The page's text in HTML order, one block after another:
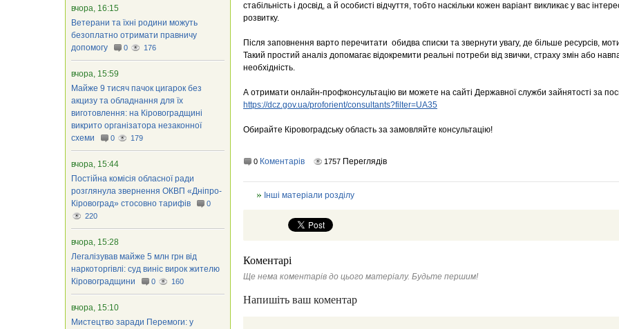
стабільність і досвід, а й особисті відчуття, тобто наскільки кожен варіант викликає у вас
розвитку.
Після заповнення варто перечитати обидва списки та звернути увагу, де більше ресурсів,
Такий простий аналіз допомагає відокремити реальні потреби від звички, страху змін або
необхідність.
А отримати онлайн-профконсультацію ви можете на сайті Державної служби зайнятості за
https://dcz.gov.ua/proforient/consultants?filter=UA35
Обирайте Кіровоградську область за замовляйте консультацію!
0 Коментарів 1757 Переглядів
Інші матеріали розділу
Коментарі
Ще нема коментарів до цього матеріалу. Будьте першим!
Напишіть ваш коментар
вчора, 16:15
Ветерани та їхні родини можуть
безоплатно отримати правничу
допомогу
0 176
вчора, 15:59
Майже 9 тисяч пачок цигарок без
акцизу та обладнання для їх
виготовлення: на Кіровоградщині
викрито організатора незаконної
схеми
0 179
вчора, 15:44
Постійна комісія обласної ради
розглянула звернення ОКВП «Дніпро-
Кіровоград» стосовно тарифів
0
220
вчора, 15:28
Легалізував майже 5 млн грн від
наркоторгівлі: суд виніс вирок жителю
Кіровоградщини
0 160
вчора, 15:10
Мистецтво заради Перемоги: у